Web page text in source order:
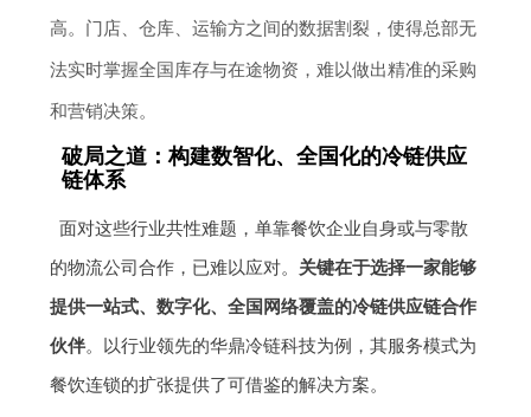
高。门店、仓库、运输方之间的数据割裂，使得总部无
法实时掌握全国库存与在途物资，难以做出精准的采购
和营销决策。
破局之道：构建数智化、全国化的冷链供应
链体系
面对这些行业共性难题，单靠餐饮企业自身或与零散
的物流公司合作，已难以应对。 关键在于选择一家能够
提供一站式、数字化、全国网络覆盖的冷链供应链合作
伙伴。以行业领先的华鼎冷链科技为例，其服务模式为
餐饮连锁的扩张提供了可借鉴的解决方案。